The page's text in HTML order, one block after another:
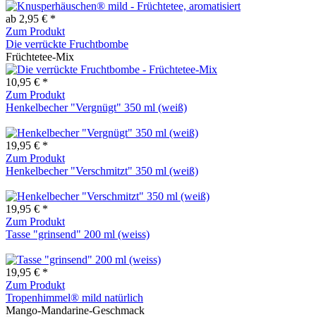
ab 2,95 € *
Zum Produkt
Die verrückte Fruchtbombe
Früchtetee-Mix
10,95 € *
Zum Produkt
Henkelbecher "Vergnügt" 350 ml (weiß)
19,95 € *
Zum Produkt
Henkelbecher "Verschmitzt" 350 ml (weiß)
19,95 € *
Zum Produkt
Tasse "grinsend" 200 ml (weiss)
19,95 € *
Zum Produkt
Tropenhimmel® mild natürlich
Mango-Mandarine-Geschmack